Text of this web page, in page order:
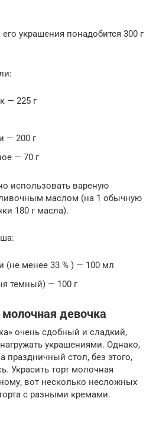
украшения понадобится 300 г
— 225 г
— 200 г
— 70 г
использовать вареную
маслом (на 1 обычную
180 г масла).
менее 33 % ) — 100 мл
темный) — 100 г
девочка
очень сдобный и сладкий,
украшениями. Однако,
праздничный стол, без этого,
Украсить торт молочная
вот несколько несложных
с разными кремами.